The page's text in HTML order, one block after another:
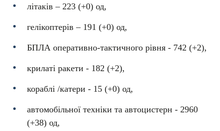
літаків – 223 (+0) од,
гелікоптерів – 191 (+0) од,
БПЛА оперативно-тактичного рівня - 742 (+2),
крилаті ракети - 182 (+2),
кораблі /катери - 15 (+0) од,
автомобільної техніки та автоцистерн - 2960
(+38) од,